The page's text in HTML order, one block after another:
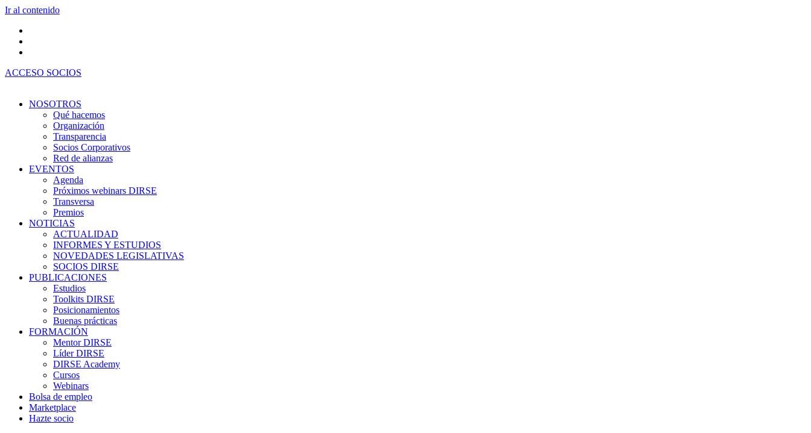
Ir al contenido
ACCESO SOCIOS
NOSOTROS
Qué hacemos
Organización
Transparencia
Socios Corporativos
Red de alianzas
EVENTOS
Agenda
Próximos webinars DIRSE
Transversa
Premios
NOTICIAS
ACTUALIDAD
INFORMES Y ESTUDIOS
NOVEDADES LEGISLATIVAS
SOCIOS DIRSE
PUBLICACIONES
Estudios
Toolkits DIRSE
Posicionamientos
Buenas prácticas
FORMACIÓN
Mentor DIRSE
Líder DIRSE
DIRSE Academy
Cursos
Webinars
Bolsa de empleo
Marketplace
Hazte socio